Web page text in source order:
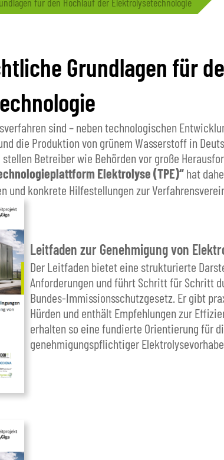
Grundlagen für
sind – neben technologischen
die Produktion von grünem Wasserstoff in
Betreiber wie Behörden vor große
Elektrolyse (TPE)“hat
und konkrete Hilfestellungen zur
Leitfaden zur Genehmigung von
Der Leitfaden bietet eine strukturierte
Anforderungen und führt Schritt für Schritt
Bundes-Immissionsschutzgesetz. Er gibt
Hürden und enthält Empfehlungen zur
erhalten so eine fundierte Orientierung für
genehmigungspflichtiger